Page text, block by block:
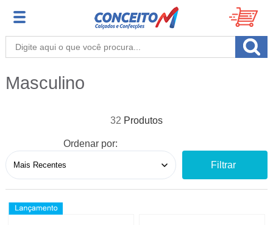
Masculino
32
Ordenar por:
Filtrar